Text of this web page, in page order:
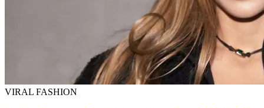
VIRAL FASHION